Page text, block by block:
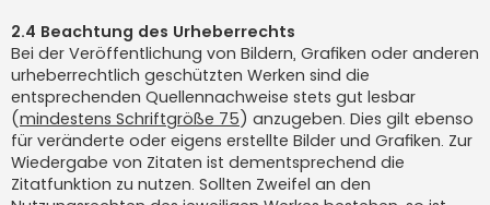
2.4 Beachtung des Urheberrechts
Bei der Veröffentlichung von Bildern, Grafiken oder anderen
urheberrechtlich geschützten Werken sind die
entsprechenden Quellennachweise stets gut lesbar
(mindestens Schriftgröße 75) anzugeben. Dies gilt ebenso
für veränderte oder eigens erstellte Bilder und Grafiken. Zur
Wiedergabe von Zitaten ist dementsprechend die
Zitatfunktion zu nutzen. Sollten Zweifel an den